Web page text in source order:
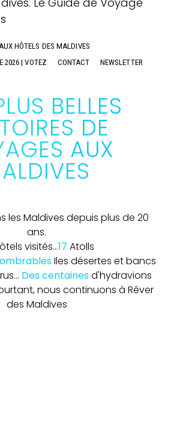
HÔTELS DES MALDIVES
2026 | VOTEZ
CONTACT
NEWSLETTER
BELLES
DE
AUX
les Maldives depuis plus de 20
ans.
visités...17 Atolls
Iles désertes et bancs
Des centainesd'hydravions
nous continuons à Rêver
des Maldives